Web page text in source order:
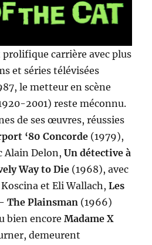
carrière avec plus
et séries télévisées
le metteur en scène
2001) reste méconnu.
de ses œuvres, réussies
‘80 Concorde (1979),
Alain Delon,Un détective à
Way to Die (1968), avec
et Eli Wallach,Les
The Plainsman (1966)
bien encoreMadame X
demeurent